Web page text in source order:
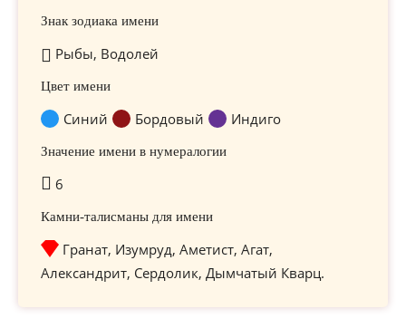
Знак зодиака имени
Рыбы, Водолей
Цвет имени
Синий Бордовый Индиго
Значение имени в нумералогии
6
Камни-талисманы для имени
Гранат, Изумруд, Аметист, Агат,
Александрит, Сердолик, Дымчатый Кварц.